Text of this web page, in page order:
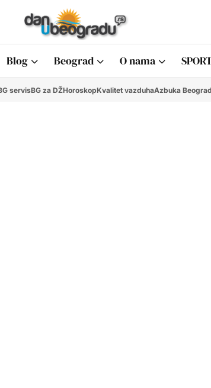
Blog Beograd O nama
servisBG za DŽHoroskopKvalitet vazduhaAzbuka